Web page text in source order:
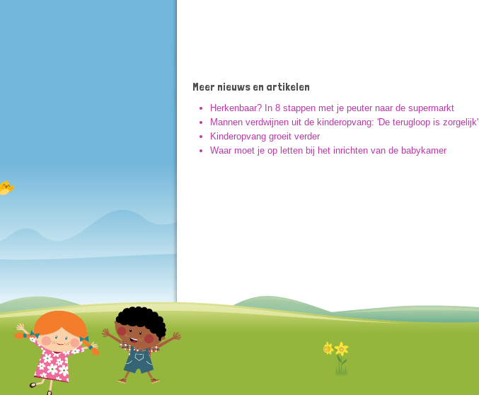
Meer nieuws en artikelen
Herkenbaar? In 8 stappen met je peuter naar de supermarkt
Mannen verdwijnen uit de kinderopvang: 'De terugloop is zorgelijk'
Kinderopvang groeit verder
Waar moet je op letten bij het inrichten van de babykamer